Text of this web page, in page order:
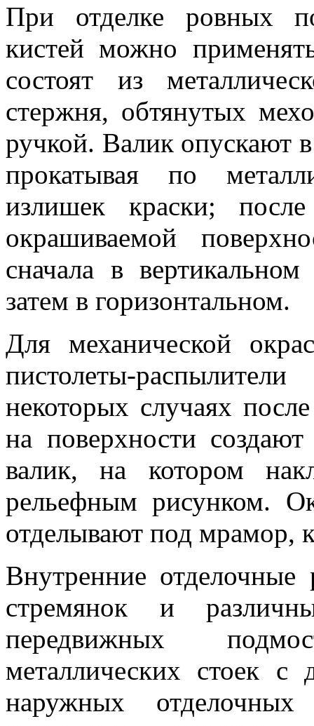
При отделке ровных
кистей можно
состоят из
стержня, обтянутых
ручкой. Валик опускают
прокатывая по
излишек краски;
окрашиваемой
сначала в
затем в горизонтальном.
Для механической
пистолеты-
некоторых случаях
на поверхности
валик, на котором
рельефным рисунком.
отделывают под мрамор,
Внутренние отделочные
стремянок и
передвижных
металлических стоек
наружных